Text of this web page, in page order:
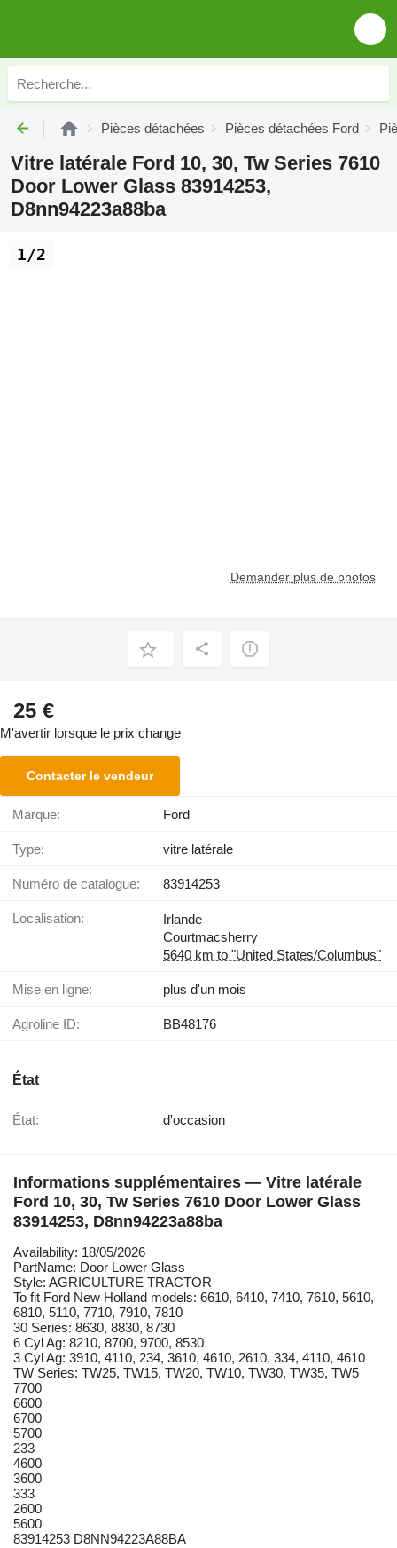
Pièces détachées Pièces détachées Ford
Vitre latérale Ford 10, 30, Tw Series 7610
Door Lower Glass 83914253,
D8nn94223a88ba
Demander plus de photos
1/2
25 €
M'avertir lorsque le prix change
Contacter le vendeur
Marque: Ford
Type: vitre latérale
Numéro de catalogue: 83914253
Localisation:
Irlande
Courtmacsherry
5640 km to "United States/Columbus"
Mise en ligne: plus d'un mois
Agroline ID: BB48176
État
État: d'occasion
Informations supplémentaires — Vitre latérale
Ford 10, 30, Tw Series 7610 Door Lower Glass
83914253, D8nn94223a88ba
Availability: 18/05/2026
PartName: Door Lower Glass
Style: AGRICULTURE TRACTOR
To fit Ford New Holland models: 6610, 6410, 7410, 7610, 5610,
6810, 5110, 7710, 7910, 7810
30 Series: 8630, 8830, 8730
6 Cyl Ag: 8210, 8700, 9700, 8530
3 Cyl Ag: 3910, 4110, 234, 3610, 4610, 2610, 334, 4110, 4610
TW Series: TW25, TW15, TW20, TW10, TW30, TW35, TW5
7700
6600
6700
5700
233
4600
3600
333
2600
5600
83914253 D8NN94223A88BA